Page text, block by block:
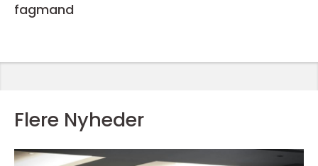
fagmand
Flere Nyheder